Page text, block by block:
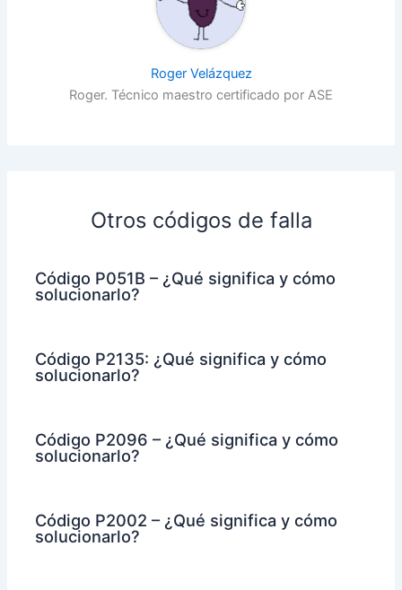
Roger Velázquez
Roger. Técnico maestro certificado por ASE
Otros códigos de falla
Código P051B – ¿Qué significa y cómo
solucionarlo?
Código P2135: ¿Qué significa y cómo
solucionarlo?
Código P2096 – ¿Qué significa y cómo
solucionarlo?
Código P2002 – ¿Qué significa y cómo
solucionarlo?